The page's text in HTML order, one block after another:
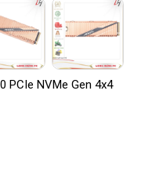
PCIe NVMe Gen 4x4